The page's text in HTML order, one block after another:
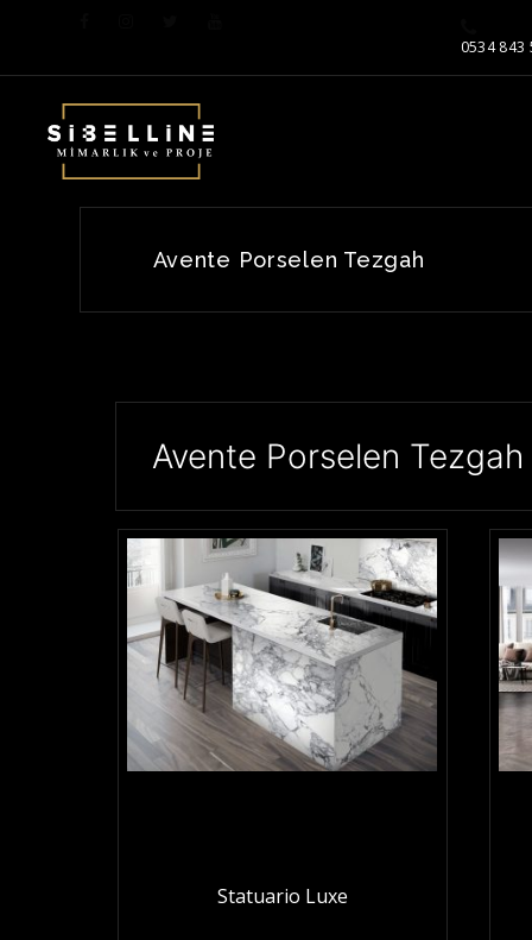
0534 843
Avente Porselen Tezgah
Avente Porselen Tezgah
Statuario Luxe